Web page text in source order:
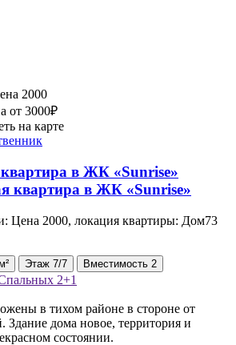
2000
от 3000₽
на карте
в ЖК «Sunrise»
Цена 2000, локация квартиры: Дом73
Этаж 7/7 Вместимость 2
2+1
в тихом районе в стороне от
дома новое, территория и
состоянии.